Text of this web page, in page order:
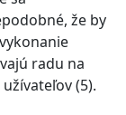
že by
radu na
(5).